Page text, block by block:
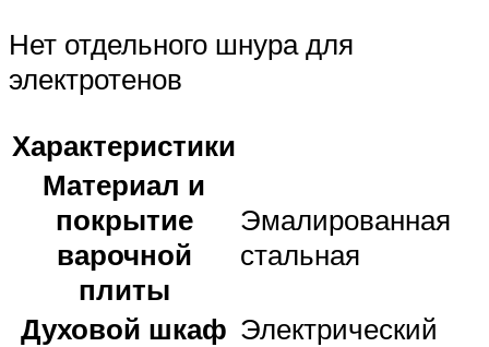
Нет отдельного шнура для
электротенов
Характеристики
Материал и
покрытие
варочной
плиты
Эмалированная
стальная
Духовой шкаф Электрический